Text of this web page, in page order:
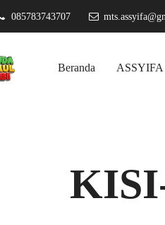
085783743707
Beranda ASSYIFA